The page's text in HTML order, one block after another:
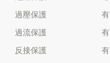
過壓保護 有
過流保護 有
反接保護 有